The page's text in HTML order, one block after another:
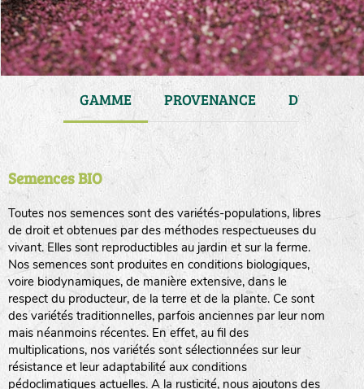
GAMME PROVENANCE DURÉE DE
Semences BIO
Toutes nos semences sont des variétés-populations, libres
de droit et obtenues par des méthodes respectueuses du
vivant. Elles sont reproductibles au jardin et sur la ferme.
Nos semences sont produites en conditions biologiques,
voire biodynamiques, de manière extensive, dans le
respect du producteur, de la terre et de la plante. Ce sont
des variétés traditionnelles, parfois anciennes par leur nom
mais néanmoins récentes. En effet, au fil des
multiplications, nos variétés sont sélectionnées sur leur
résistance et leur adaptabilité aux conditions
pédoclimatiques actuelles. A la rusticité, nous ajoutons des
haies
zone sauvage